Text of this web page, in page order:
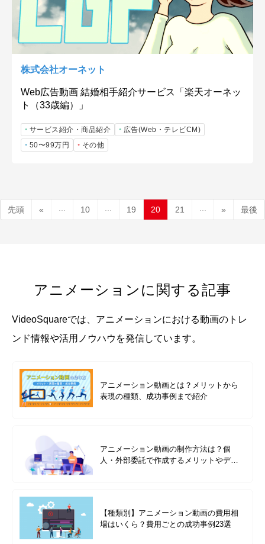
株式会社オーネット
Web広告動画 結婚相手紹介サービス「楽天オーネッ
ト（33歳編）」
サービス紹介・商品紹介
広告(Web・テレビCM)
50〜99万円
その他
先頭 « 10 19 20 21 » 最後
アニメーションに関する記事
VideoSquareでは、アニメーションにおける動画のトレ
ンド情報や活用ノウハウを発信しています。
アニメーション動画とは？メリットから
表現の種類、成功事例まで紹介
アニメーション動画の制作方法は？個
人・外部委託で作成するメリットやデメ
【種類別】アニメーション動画の費用相
場はいくら？費用ごとの成功事例23選